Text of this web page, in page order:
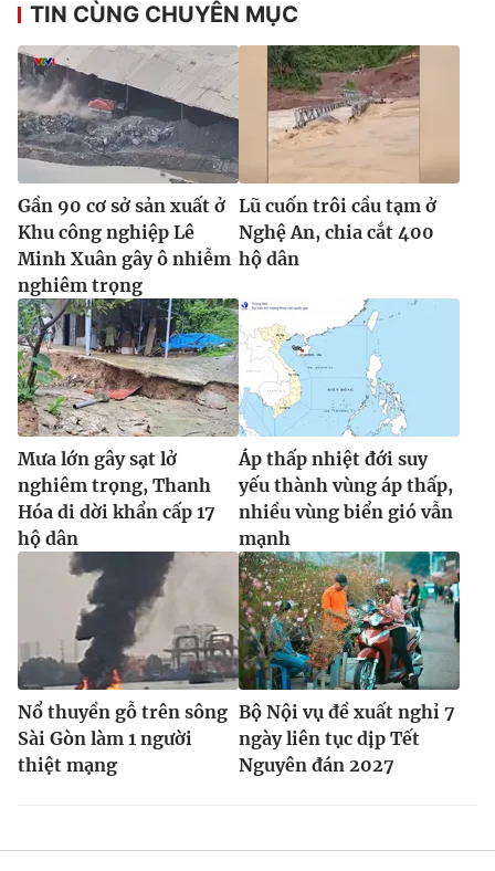
® Cấm sao chép dưới mọi hình thức nếu không có sự chấp
thuận bằng văn bản. Ghi rõ nguồn VTV.vn khi phát hành lại
thông tin từ website này.
TIN CÙNG CHUYÊN MỤC
Gần 90 cơ sở sản xuất ở
Khu công nghiệp Lê
Minh Xuân gây ô nhiễm
nghiêm trọng
Lũ cuốn trôi cầu tạm ở
Nghệ An, chia cắt 400
hộ dân
Mưa lớn gây sạt lở
nghiêm trọng, Thanh
Hóa di dời khẩn cấp 17
hộ dân
Áp thấp nhiệt đới suy
yếu thành vùng áp thấp,
nhiều vùng biển gió vẫn
mạnh
Nổ thuyền gỗ trên sông
Sài Gòn làm 1 người
thiệt mạng
Bộ Nội vụ đề xuất nghỉ 7
ngày liên tục dịp Tết
Nguyên đán 2027